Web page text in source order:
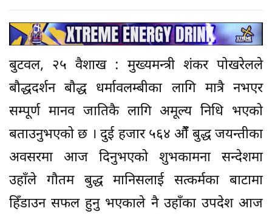
बुटवल, २५ वैशाख : मुख्यमन्त्री शंकर पोखरेलले
बौद्धदर्शन बौद्ध धर्मावलम्बीका लागि मात्रै नभएर
सम्पूर्ण मानव जातिकै लागि अमूल्य निधि भएको
बताउनुभएको छ । दुई हजार ५६४ औंँ बुद्ध जयन्तीका
अवसरमा आज दिनुभएको शुभकामना सन्देशमा
उहाँले गौतम बुद्ध मानिसलाई सत्कर्मका बाटामा
हिँडाउन सफल हुनु भएकाले नै उहाँका उपदेश आज